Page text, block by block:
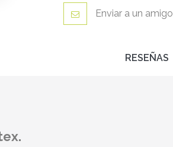
Enviar a un amigo
RESEÑAS